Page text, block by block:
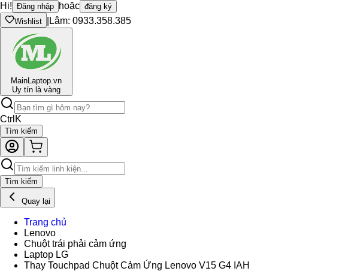
Hi! Đăng nhập hoặc đăng ký
Wishlist
Lâm: 0933.358.385
MainLaptop.vn
Uy tín là vàng
Ctrl K
Tìm kiếm
Tìm kiếm
Quay lại
Trang chủ
Lenovo
Chuột trái phải cảm ứng
Laptop LG
Thay Touchpad Chuột Cảm Ứng Lenovo V15 G4 IAH